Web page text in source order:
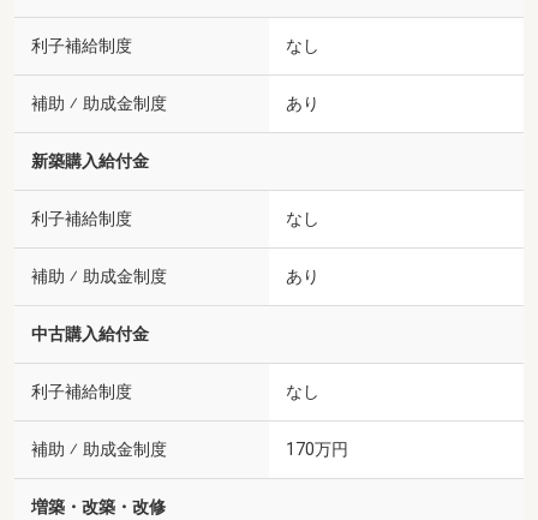
利子補給制度 なし
補助 ⁄ 助成金制度 あり
新築購入給付金
利子補給制度 なし
補助 ⁄ 助成金制度 あり
中古購入給付金
利子補給制度 なし
補助 ⁄ 助成金制度 170万円
増築・改築・改修